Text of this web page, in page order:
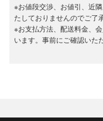
※お値段交渉、お値引、近
たしておりませんのでご了
※お支払方法、配送料金、
います。事前にご確認いた